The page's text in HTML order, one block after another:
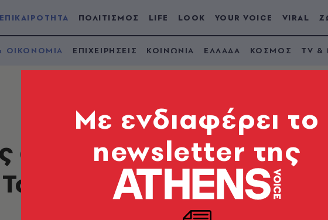
ΕΠΙΚΑΙΡΟΤΗΤΑ ΠΟΛΙΤΙΣΜΟΣ LIFE LOOK YOUR VOICE VIRAL
ΟΙΚΟΝΟΜΙΑ ΕΠΙΧΕΙΡΗΣΕΙΣ ΚΟΙΝΩΝΙΑ ΕΛΛΑΔΑ ΚΟΣΜΟΣ TV &
από Βουλή: Θα πάμε
χωρίς φόβο
Mε ενδιαφέρει το
newsletter της